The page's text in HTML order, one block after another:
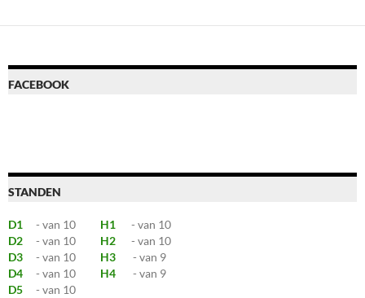
FACEBOOK
STANDEN
D1 - van 10 H1
- van 10
D2
- van 10 H2
- van 10
D3
- van 10 H3
- van 9
D4
- van 10 H4
- van 9
D5
- van 10